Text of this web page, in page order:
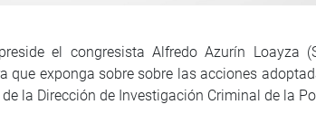
el congresista Alfredo Azurín
que exponga sobre sobre las acciones
la Dirección de Investigación Criminal de la